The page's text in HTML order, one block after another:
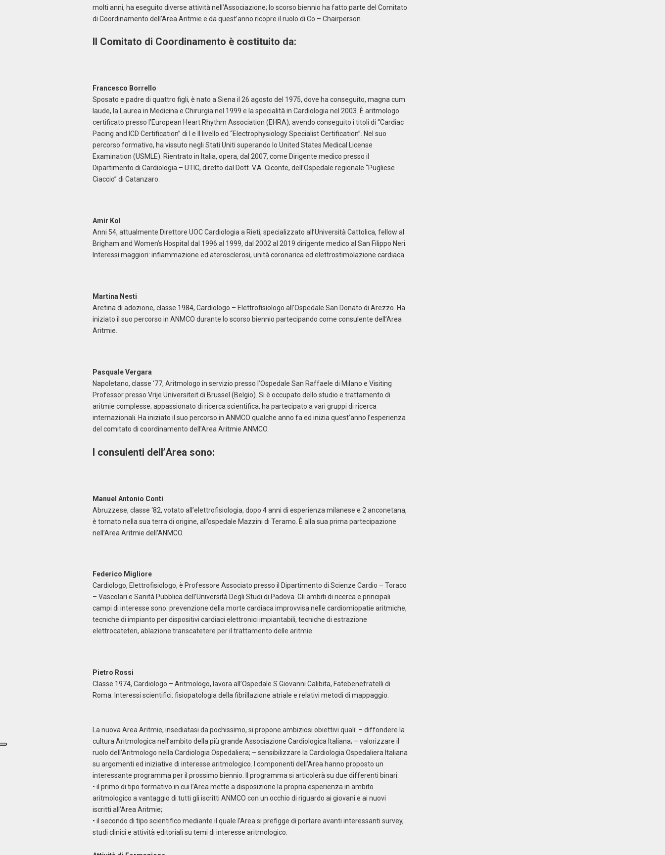
molti anni, ha eseguito diverse attività nell’Associazione; lo scorso biennio ha fatto parte del Comitato
di Coordinamento dell’Area Aritmie e da quest’anno ricopre il ruolo di Co – Chairperson.
Il Comitato di Coordinamento è costituito da:
Francesco Borrello
Sposato e padre di quattro figli, è nato a Siena il 26 agosto del 1975, dove ha conseguito, magna cum
laude, la Laurea in Medicina e Chirurgia nel 1999 e la specialità in Cardiologia nel 2003. È aritmologo
certificato presso l’European Heart Rhythm Association (EHRA), avendo conseguito i titoli di “Cardiac
Pacing and ICD Certification” di I e II livello ed “Electrophysiology Specialist Certification”. Nel suo
percorso formativo, ha vissuto negli Stati Uniti superando lo United States Medical License
Examination (USMLE). Rientrato in Italia, opera, dal 2007, come Dirigente medico presso il
Dipartimento di Cardiologia – UTIC, diretto dal Dott. V.A. Ciconte, dell’Ospedale regionale “Pugliese
Ciaccio” di Catanzaro.
Amir Kol
Anni 54, attualmente Direttore UOC Cardiologia a Rieti, specializzato all’Università Cattolica, fellow al
Brigham and Women’s Hospital dal 1996 al 1999, dal 2002 al 2019 dirigente medico al San Filippo Neri.
Interessi maggiori: infiammazione ed aterosclerosi, unità coronarica ed elettrostimolazione cardiaca.
Martina Nesti
Aretina di adozione, classe 1984, Cardiologo – Elettrofisiologo all’Ospedale San Donato di Arezzo. Ha
iniziato il suo percorso in ANMCO durante lo scorso biennio partecipando come consulente dell’Area
Aritmie.
Pasquale Vergara
Napoletano, classe ‘77, Aritmologo in servizio presso l’Ospedale San Raffaele di Milano e Visiting
Professor presso Vrije Universiteit di Brussel (Belgio). Si è occupato dello studio e trattamento di
aritmie complesse; appassionato di ricerca scientifica, ha partecipato a vari gruppi di ricerca
internazionali. Ha iniziato il suo percorso in ANMCO qualche anno fa ed inizia quest’anno l’esperienza
del comitato di coordinamento dell’Area Aritmie ANMCO.
I consulenti dell’Area sono:
Manuel Antonio Conti
Abruzzese, classe ‘82, votato all’elettrofisiologia, dopo 4 anni di esperienza milanese e 2 anconetana,
è tornato nella sua terra di origine, all’ospedale Mazzini di Teramo. È alla sua prima partecipazione
nell’Area Aritmie dell’ANMCO.
Federico Migliore
Cardiologo, Elettrofisiologo, è Professore Associato presso il Dipartimento di Scienze Cardio – Toraco
– Vascolari e Sanità Pubblica dell’Università Degli Studi di Padova. Gli ambiti di ricerca e principali
campi di interesse sono: prevenzione della morte cardiaca improvvisa nelle cardiomiopatie aritmiche,
tecniche di impianto per dispositivi cardiaci elettronici impiantabili, tecniche di estrazione
elettrocateteri, ablazione transcatetere per il trattamento delle aritmie.
Pietro Rossi
Classe 1974, Cardiologo – Aritmologo, lavora all’Ospedale S.Giovanni Calibita, Fatebenefratelli di
Roma. Interessi scientifici: fisiopatologia della fibrillazione atriale e relativi metodi di mappaggio.
La nuova Area Aritmie, insediatasi da pochissimo, si propone ambiziosi obiettivi quali: – diffondere la
cultura Aritmologica nell’ambito della più grande Associazione Cardiologica Italiana; – valorizzare il
ruolo dell’Aritmologo nella Cardiologia Ospedaliera; – sensibilizzare la Cardiologia Ospedaliera Italiana
su argomenti ed iniziative di interesse aritmologico. I componenti dell’Area hanno proposto un
interessante programma per il prossimo biennio. Il programma si articolerà su due differenti binari:
• il primo di tipo formativo in cui l’Area mette a disposizione la propria esperienza in ambito
aritmologico a vantaggio di tutti gli iscritti ANMCO con un occhio di riguardo ai giovani e ai nuovi
iscritti all’Area Aritmie;
• il secondo di tipo scientifico mediante il quale l’Area si prefigge di portare avanti interessanti survey,
studi clinici e attività editoriali su temi di interesse aritmologico.